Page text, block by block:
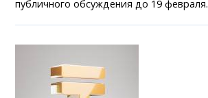
публичного обсуждения до 19 февраля.